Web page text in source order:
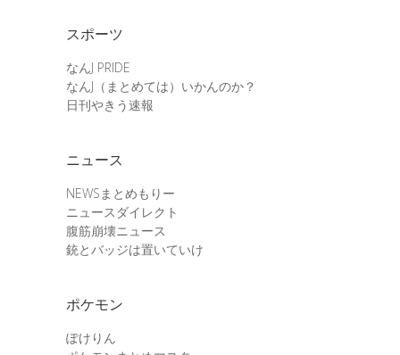
スポーツ
なんJ PRIDE
なんJ（まとめては）いかんのか？
日刊やきう速報
ニュース
NEWSまとめもりー
ニュースダイレクト
腹筋崩壊ニュース
銃とバッジは置いていけ
ポケモン
ぽけりん